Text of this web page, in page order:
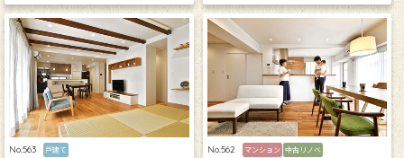
No.563 戸建て No.562 マンション 中古リノベ